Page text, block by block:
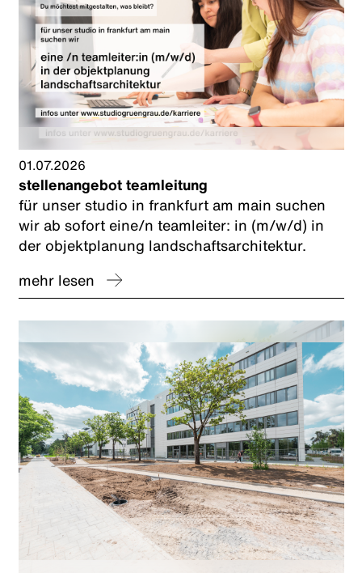
01.07.2026
stellenangebot teamleitung
für unser studio in frankfurt am main suchen
wir ab sofort eine/n teamleiter: in (m/w/d) in
der objektplanung landschaftsarchitektur.
mehr lesen